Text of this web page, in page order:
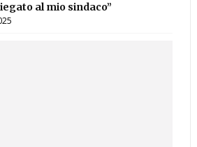
al mio sindaco”